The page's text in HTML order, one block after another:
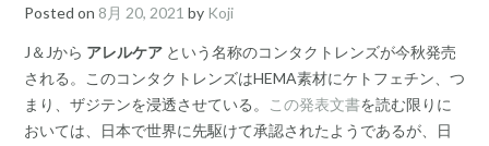
Posted on 8月 20, 2021 by Koji
J＆Jから アレルケア という名称のコンタクトレンズが今秋発売
される。このコンタクトレンズはHEMA素材にケトフェチン、つ
まり、ザジテンを浸透させている。
この発表文書を読む限りに
おいては、日本で世界に先駆けて承認されたようであるが、日